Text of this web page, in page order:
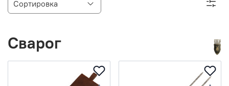
Сварог